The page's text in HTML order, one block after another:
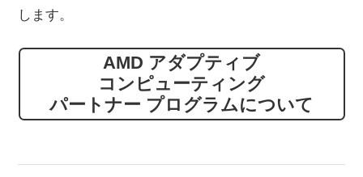
します。
AMD アダプティブ
コンピューティング
パートナー プログラムについて